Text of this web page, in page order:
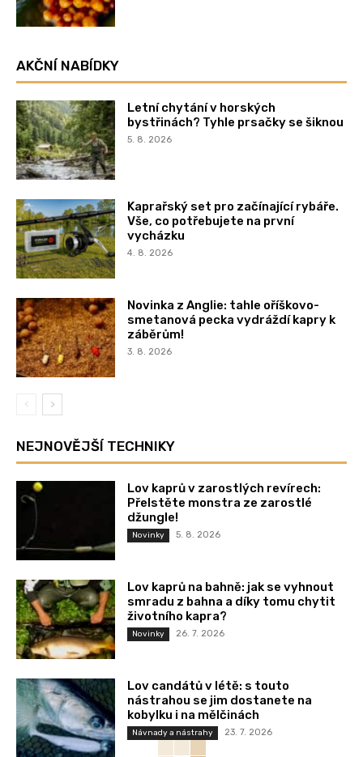
AKČNÍ NABÍDKY
Letní chytání v horských
bystřinách? Tyhle prsačky se šiknou
5. 8. 2026
Kaprařský set pro začínající rybáře.
Vše, co potřebujete na první
vycházku
4. 8. 2026
Novinka z Anglie: tahle oříškovo-
smetanová pecka vydráždí kapry k
záběrům!
3. 8. 2026
NEJNOVĚJŠÍ TECHNIKY
Lov kaprů v zarostlých revírech:
Přelstěte monstra ze zarostlé
džungle!
Novinky 5. 8. 2026
Lov kaprů na bahně: jak se vyhnout
smradu z bahna a díky tomu chytit
životního kapra?
Novinky 26. 7. 2026
Lov candátů v létě: s touto
nástrahou se jim dostanete na
kobylku i na mělčinách
Návnady a nástrahy 23. 7. 2026